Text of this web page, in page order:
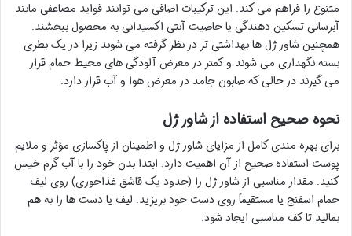
متنوع را فراهم می کند. این ترکیبات اضافی می توانند فواید مضاعفی مانند
آبرسانی تسکین دهندگی یا خاصیت آنتی اکسیدانی به محصول ببخشند.
همچنین شاور ژل ها بهداشتی تر در نظر گرفته می شوند زیرا در یک بطری
بسته نگهداری می شوند و کمتر در معرض آلودگی های محیط حمام قرار
می گیرند در حالی که صابون جامد در معرض هوا و آب قرار دارد.
نحوه صحیح استفاده از شاور ژل
برای بهره مندی کامل از مزایای شاور ژل و اطمینان از پاکسازی مؤثر و ملایم
پوست استفاده صحیح از آن اهمیت دارد. ابتدا بدن خود را با آب گرم خیس
کنید. مقدار مناسبی از شاور ژل را (حدود یک قاشق غذاخوری) روی لیف
حمام اسفنج یا مستقیماً روی دست خود بریزید. لیف یا دست ها را به هم
بمالید تا کف مناسبی ایجاد شود.